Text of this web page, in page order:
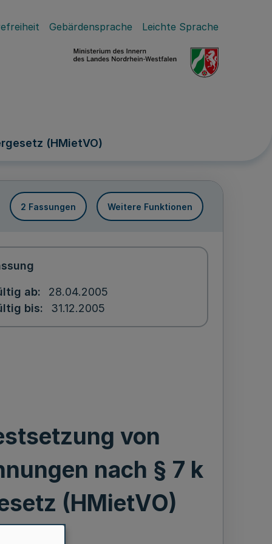
Gebärdensprache Leichte Sprache
(HMietVO)
2 Fassungen Weitere Funktionen
ab
28.04.2005
bis
31.12.2005
von
nach § 7 k
(HMietVO)